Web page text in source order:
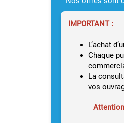
IMPORTANT :
L’achat
Chaque
La
vos